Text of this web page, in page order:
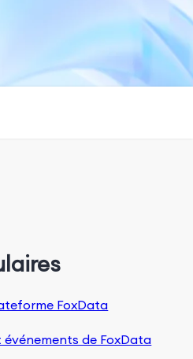
FoxData
événements de FoxData